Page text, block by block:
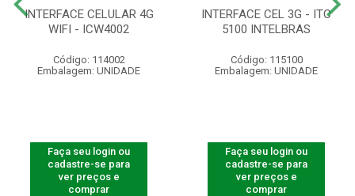
INTERFACE CELULAR 4G
WIFI - ICW4002
Código: 114002
Embalagem: UNIDADE
Faça seu login ou
cadastre-se para
ver preços e
comprar
INTERFACE CEL 3G - ITC
5100 INTELBRAS
Código: 115100
Embalagem: UNIDADE
Faça seu login ou
cadastre-se para
ver preços e
comprar